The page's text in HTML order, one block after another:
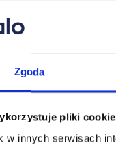
Zgoda
pliki
w innych serwisach